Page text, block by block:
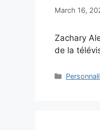
March 16,
Zachary
de la